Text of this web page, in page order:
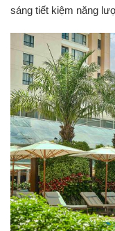
sáng tiết kiệm năng